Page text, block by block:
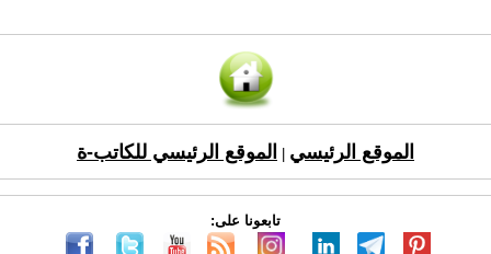
الموقع الرئيسي الموقع الرئيسي للكاتب-ة
تابعونا على: